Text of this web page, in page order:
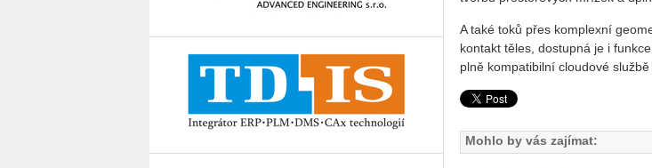
A také toků přes komplexní
kontakt těles, dostupná je i
plně kompatibilní cloudové
Mohlo by vás zajímat: